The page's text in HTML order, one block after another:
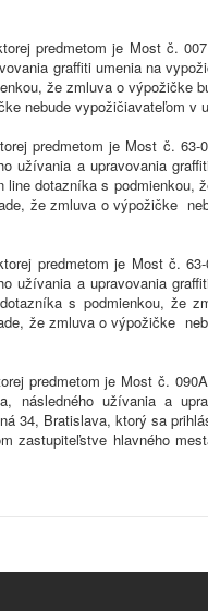
predmetom je Most č.
graffiti umenia na
že zmluva o výpožičke
nebude vypožičiavateľom
predmetom je Most č.
užívania a upravovania
dotazníka s
že zmluva o výpožičke
predmetom je Most č.
užívania a upravovania
s podmienkou, že
že zmluva o výpožičke
predmetom je Most č.
užívania a
34, Bratislava, ktorý sa
zastupiteľstve hlavného